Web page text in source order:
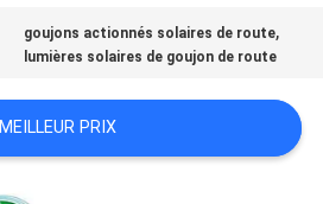
goujons actionnés solaires de route,
lumières solaires de goujon de route
MEILLEUR PRIX